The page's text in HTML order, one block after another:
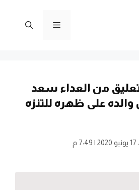
القائمة
تعليق من العداء سعد
على ظهره للتنزه